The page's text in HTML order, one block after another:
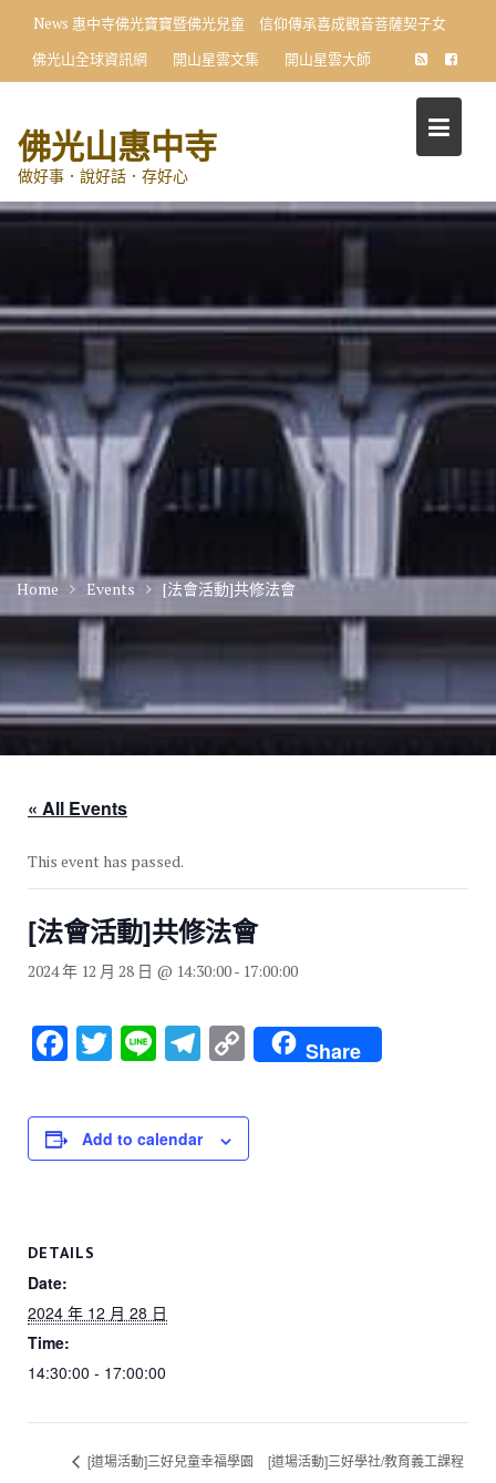
content
News 惠中寺佛光寶寶暨佛光兒童 信仰傳承喜成觀音菩薩契子女
佛光山全球資訊網
開山星雲文集 開山星雲大師
佛光山惠中寺
做好事．說好話．存好心
Home Events [法會活動]共修法會
« All Events
This event has passed.
[法會活動]共修法會
2024 年 12 月 28 日 @ 14:30:00- 17:00:00
F
c
e
o
k
T
tt
er
Li
e
T
e
gr
C
o
p
y
Share
Add to calendar
DETAILS
Date:
2024 年 12 月 28 日
Time:
14:30:00 - 17:00:00
[道場活動]三好兒童幸福學園 [道場活動]三好學社/教育義工課程